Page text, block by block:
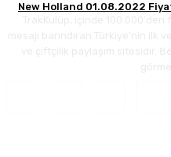
New Holland 01.08.2022